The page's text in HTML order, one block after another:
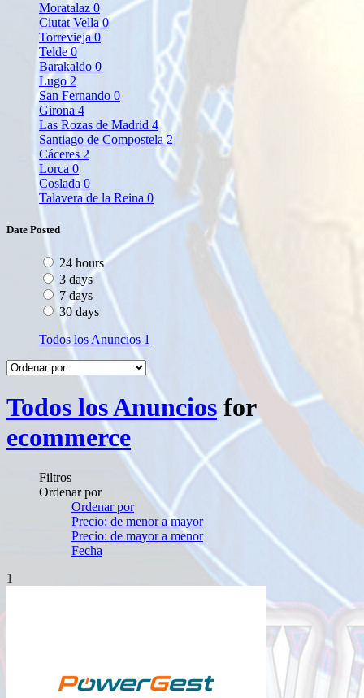
Moratalaz 0
Ciutat Vella0
Torrevieja0
Telde0
Barakaldo 0
Lugo 2
San Fernando 0
Girona 4
Las Rozas de Madrid 4
Santiago de Compostela2
Cáceres 2
Lorca 0
Coslada 0
Talavera de la Reina 0
Date Posted
24 hours
3 days
7 days
30 days
Todos los Anuncios 1
Todos los Anuncios for
ecommerce
Filtros
Ordenar por
Ordenar por
Precio: de menor a mayor
Precio: de mayor a menor
Fecha
1